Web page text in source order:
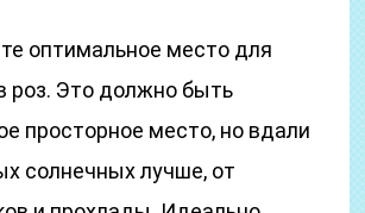
оптимальное место для
роз. Это должно быть
просторное место, но вдали
солнечных лучше, от